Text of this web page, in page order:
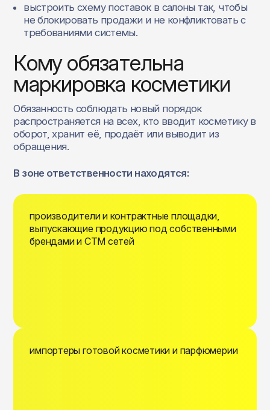
выстроить схему поставок в салоны так, чтобы
не блокировать продажи и не конфликтовать с
требованиями системы.
Кому обязательна
маркировка косметики
Обязанность соблюдать новый порядок
распространяется на всех, кто вводит косметику в
оборот, хранит её, продаёт или выводит из
обращения.
В зоне ответственности находятся:
производители и контрактные площадки,
выпускающие продукцию под собственными
брендами и СТМ сетей
импортеры готовой косметики и парфюмерии